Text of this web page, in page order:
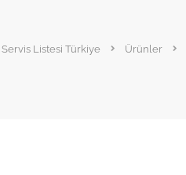
Servis Listesi Türkiye Ürünler